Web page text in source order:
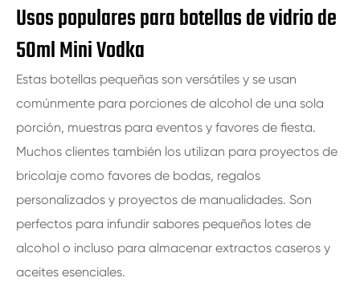
Usos populares para botellas de vidrio de
50ml Mini Vodka
Estas botellas pequeñas son versátiles y se usan
comúnmente para porciones de alcohol de una sola
porción, muestras para eventos y favores de fiesta.
Muchos clientes también los utilizan para proyectos de
bricolaje como favores de bodas, regalos
personalizados y proyectos de manualidades. Son
perfectos para infundir sabores pequeños lotes de
alcohol o incluso para almacenar extractos caseros y
aceites esenciales.